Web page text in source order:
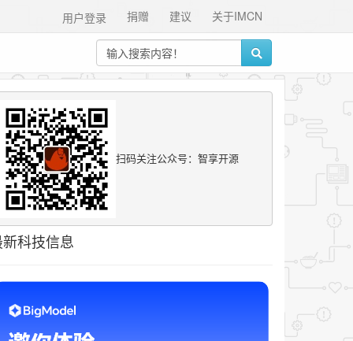
关于IMCN
建议
捐赠
用户登录
扫码关注公众号：智享开源
科技信息